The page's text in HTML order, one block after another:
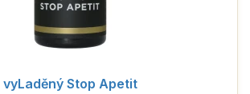
vyLaděný Stop Apetit